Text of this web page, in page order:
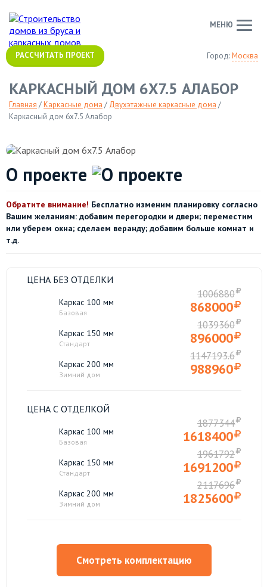
Город:Москва
РАССЧИТАТЬ ПРОЕКТ
МЕНЮ
КАРКАСНЫЙ ДОМ 6Х7.5 АЛАБОР
Главная /Каркасные дома / Двухэтажные каркасные дома /
Каркасный дом 6х7.5 Алабор
О проекте
Обратите внимание! Бесплатно изменим планировку согласно
Вашим желаниям: добавим перегородки и двери; переместим
или уберем окна; сделаем веранду; добавим больше комнат и
т.д.
ЦЕНА БЕЗ ОТДЕЛКИ
Каркас 100 мм
Базовая
1006880
868000
Каркас 150 мм
Стандарт
1039360
896000
Каркас 200 мм
Зимний дом
1147193.6
988960
ЦЕНА С ОТДЕЛКОЙ
Каркас 100 мм
Базовая
1877344
1618400
Каркас 150 мм
Стандарт
1961792
1691200
Каркас 200 мм
Зимний дом
2117696
1825600
Смотреть комплектацию